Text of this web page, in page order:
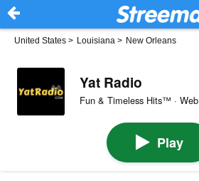
United States > Louisiana > New Orleans
Yat Radio
Fun & Timeless Hits™ · Web
Play